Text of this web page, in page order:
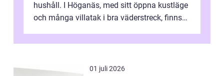
hushåll. I Höganäs, med sitt öppna kustläge
och många villatak i bra väderstreck, finns
01 juli 2026